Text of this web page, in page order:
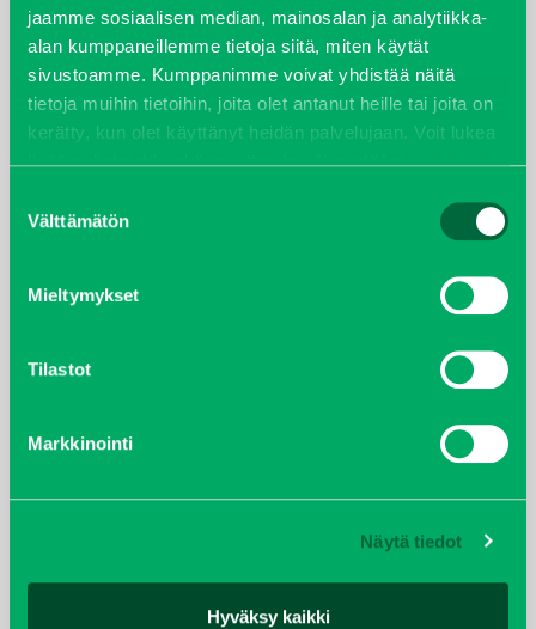
jaamme sosiaalisen median, mainosalan ja analytiikka-
alan kumppaneillemme tietoja siitä, miten käytät
sivustoamme. Kumppanimme voivat yhdistää näitä
tietoja muihin tietoihin, joita olet antanut heille tai joita on
kerätty, kun olet käyttänyt heidän palvelujaan. Voit lukea
lisää evästeistä sekä muuttaa hyväksyntääsievästeet
valinta
Välttämätön
Mieltymykset
Tilastot
Markkinointi
Näytä tiedot
Hyväksy kaikki
elokuu 2024
syyskuu 2023
joulukuu 2022
huhtikuu 2022
kesäkuu 2021
tammikuu 2021